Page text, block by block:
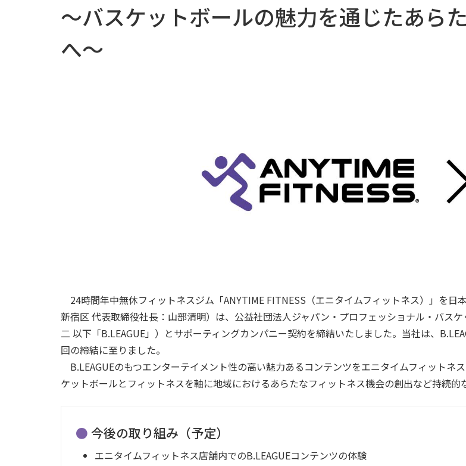
～バスケットボールの魅力を通じたあら
へ～
24時間年中無休フィットネスジム「ANYTIME FITNESS（エニタイムフィットネス）」を
新宿区 代表取締役社長：山部清明）は、公益社団法人ジャパン・プロフェッショナル・バス
二 以下「B.LEAGUE」）とサポーティングカンパニー契約を締結いたしました。当社は、
回の締結に至りました。
B.LEAGUEのもつエンターテイメント性の高い魅力あるコンテンツをエニタイムフィットネ
ケットボールとフィットネスを軸に地域におけるあらたなフィットネス機会の創出など持続的
今後の取り組み（予定）
エニタイムフィットネス店舗内でのB.LEAGUEコンテンツの体験